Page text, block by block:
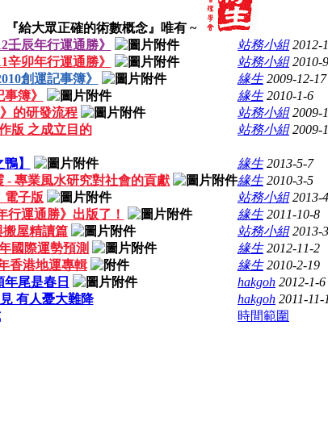
『給大眾正確的術數概念』唯有 ~
壬辰年行運通勝》 站務小組 2012-
辛卯年行運通勝》 站務小組 2010-
創運記事簿》 緣生 2009-12-17
簿》 緣生 2010-1-6
的研發流程 站務小組 2009-
版 之成立目的 站務小組 2009-
】 緣生 2013-5-7
- 專業風水研究對社會的貢獻 緣生 2010-3-5
電子版 站務小組 2013-
行運通勝》出版了！ 緣生 2011-10-8
屋精讀篇 站務小組 2013-
國際運勢預測 緣生 2012-11-2
香港地運專輯 緣生 2010-2-19
尾是春日 hakgoh 2012-1-6
有人憂大難降 hakgoh 2011-11-
時間範圍